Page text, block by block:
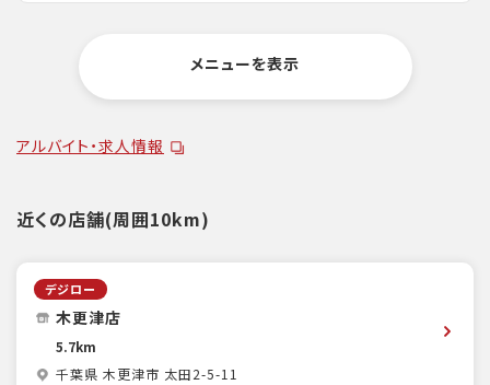
メニューを表示
アルバイト・求人情報
近くの店舗(周囲10km)
デジロー
木更津店
5.7km
千葉県 木更津市 太田2-5-11